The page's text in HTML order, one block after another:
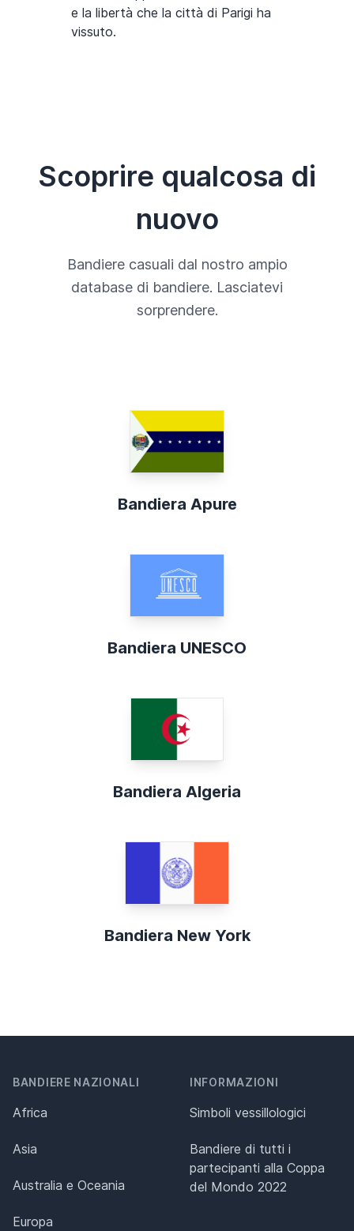
e la libertà che la città di Parigi ha
vissuto.
Scoprire qualcosa di
nuovo
Bandiere casuali dal nostro ampio
database di bandiere. Lasciatevi
sorprendere.
Bandiera Apure
Bandiera UNESCO
Bandiera Algeria
Bandiera New York
BANDIERE NAZIONALI
Africa
Asia
Australia e Oceania
Europa
INFORMAZIONI
Simboli vessillologici
Bandiere di tutti i
partecipanti alla Coppa
del Mondo 2022